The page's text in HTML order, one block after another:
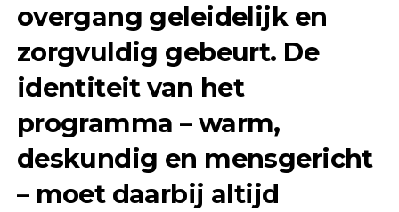
overgang geleidelijk en
zorgvuldig gebeurt. De
identiteit van het
programma – warm,
deskundig en mensgericht
– moet daarbij altijd